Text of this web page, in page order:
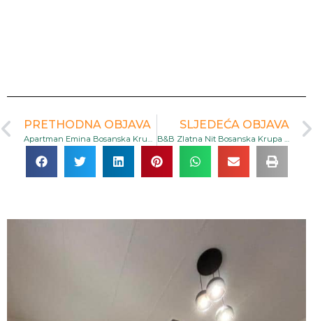
PRETHODNA OBJAVA SLJEDEĆA OBJAVA